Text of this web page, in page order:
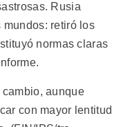
Rusia
mundos: retiró los
normas claras
aunque
con mayor lentitud